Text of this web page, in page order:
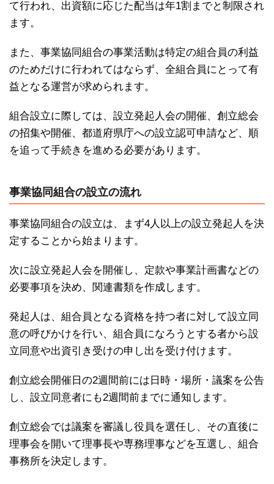
て行われ、出資額に応じた配当は年1割までと制限され
ます。
また、事業協同組合の事業活動は特定の組合員の利益
のためだけに行われてはならず、全組合員にとって有
益となる運営が求められます。
組合設立に際しては、設立発起人会の開催、創立総会
の招集や開催、都道府県庁への設立認可申請など、順
を追って手続きを進める必要があります。
事業協同組合の設立の流れ
事業協同組合の設立は、まず4人以上の設立発起人を決
定することから始まります。
次に設立発起人会を開催し、定款や事業計画書などの
必要事項を決め、関連書類を作成します。
発起人は、組合員となる資格を持つ者に対して設立同
意の呼びかけを行い、組合員になろうとする者から設
立同意や出資引き受けの申し出を受け付けます。
創立総会開催日の2週間前には日時・場所・議案を公告
し、設立同意者にも2週間前までに通知します。
創立総会では議案を審議し役員を選任し、その直後に
理事会を開いて理事長や専務理事などを互選し、組合
事務所を決定します。